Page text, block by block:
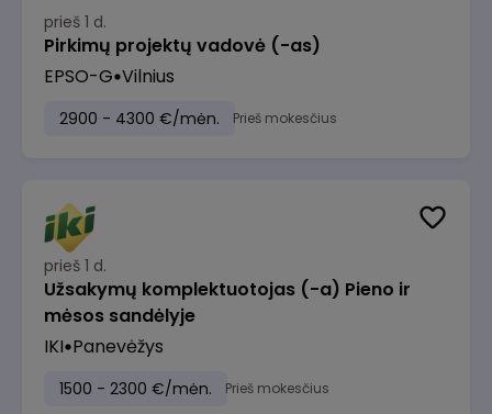
prieš 1 d.
Pirkimų projektų vadovė (-as)
EPSO-G Vilnius
2900 - 4300 €/mėn. Prieš mokesčius
prieš 1 d.
Užsakymų komplektuotojas (-a) Pieno ir
mėsos sandėlyje
IKI Panevėžys
1500 - 2300 €/mėn. Prieš mokesčius